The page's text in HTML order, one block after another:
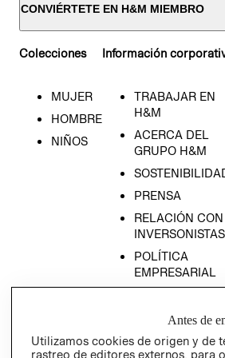
CONVIÉRTETE EN H&M MIEMBRO
Colecciones
MUJER
HOMBRE
NIÑOS
Información
TRABAJAR EN
H&M
ACERCA DEL
GRUPO H&M
PRENSA
RELACIÓN CON
INVERSONISTAS
POLÍTICA
EMPRESARIAL
Antes de
Utilizamos cookies de origen y de
rastreo de editores externos, para